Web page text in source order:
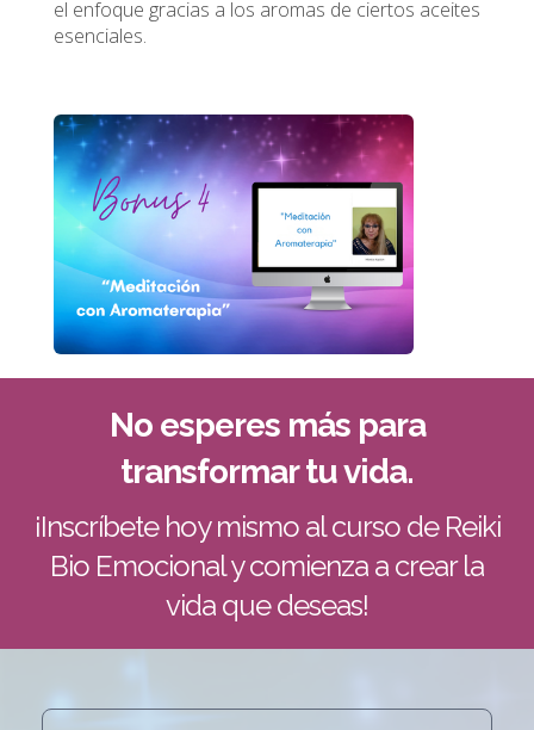
el enfoque gracias a los aromas de ciertos aceites
esenciales.
No esperes más para
transformar tu vida.
¡Inscríbete hoy mismo al curso de Reiki
Bio Emocional y comienza a crear la
vida que deseas!